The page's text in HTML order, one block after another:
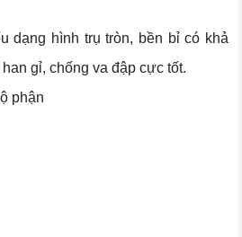
dạng hình trụ tròn, bền bỉ có khả
gỉ, chống va đập cực tốt.
phận